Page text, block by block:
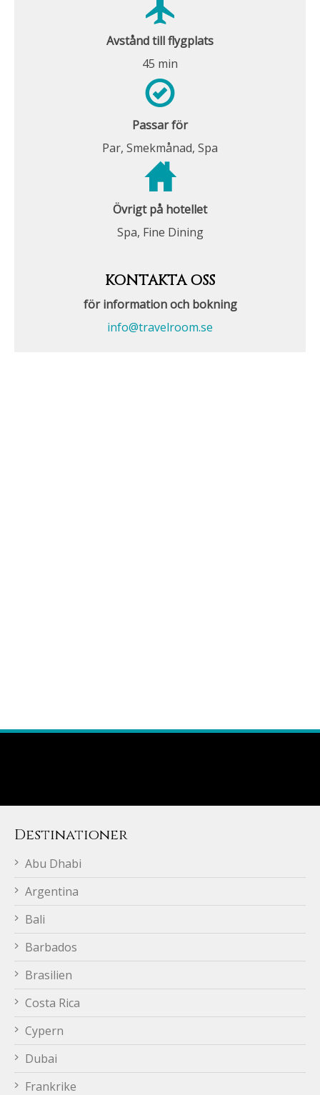
Avstånd till flygplats
45 min
Passar för
Par, Smekmånad, Spa
Övrigt på hotellet
Spa, Fine Dining
KONTAKTA OSS
för information och bokning
info@travelroom.se
Destinationer
Abu Dhabi
Argentina
Bali
Barbados
Brasilien
Costa Rica
Cypern
Dubai
Frankrike